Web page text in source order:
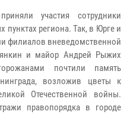
участия сотрудники
пунктах региона. Так, в Юрге и
филиалов вневедомственной
и майор Андрей Рыжих
почтили память
возложив цветы к
Отечественной войны.
правопорядка в городе